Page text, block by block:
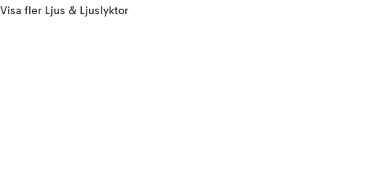
Visa fler Ljus & Ljuslyktor